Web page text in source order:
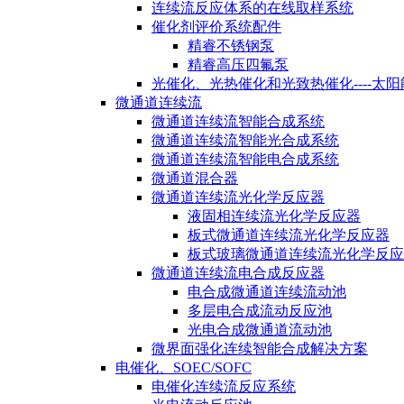
连续流反应体系的在线取样系统
催化剂评价系统配件
精睿不锈钢泵
精睿高压四氟泵
光催化、光热催化和光致热催化----太阳
微通道连续流
微通道连续流智能合成系统
微通道连续流智能光合成系统
微通道连续流智能电合成系统
微通道混合器
微通道连续流光化学反应器
液固相连续流光化学反应器
板式微通道连续流光化学反应器
板式玻璃微通道连续流光化学反
微通道连续流电合成反应器
电合成微通道连续流动池
多层电合成流动反应池
光电合成微通道流动池
微界面强化连续智能合成解决方案
电催化、SOEC/SOFC
电催化连续流反应系统